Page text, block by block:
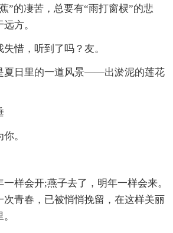
”的凄苦，总要有“雨打窗棂”的悲
方。
惜，听到了吗？友。
夏日里的一道风景——出淤泥的莲花
。
样会开;燕子去了，明年一样会来。
次青春，已被悄悄挽留，在这样美丽